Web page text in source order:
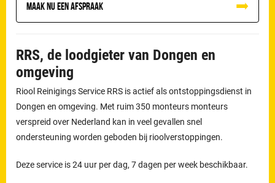
Maak nu een afspraak
RRS, de loodgieter van Dongen en
omgeving
Riool Reinigings Service RRS is actief als ontstoppingsdienst in
Dongen en omgeving. Met ruim 350 monteurs monteurs
verspreid over Nederland kan in veel gevallen snel
ondersteuning worden geboden bij rioolverstoppingen.
Deze service is 24 uur per dag, 7 dagen per week beschikbaar.